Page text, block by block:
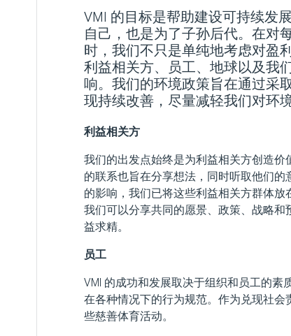
VMI 的目标是帮助建设可持续发
自己，也是为了子孙后代。在对
时，我们不只是单纯地考虑对盈
利益相关方、员工、地球以及我
响。我们的环境政策旨在通过采
现持续改善，尽量减轻我们对环
利益相关方
我们的出发点始终是为利益相关方创造价
的联系也旨在分享想法，同时听取他们
的影响，我们已将这些利益相关方群体放
我们可以分享共同的愿景、政策、战略
益求精。
员工
VMI 的成功和发展取决于组织和员工的素
在各种情况下的行为规范。作为兑现社会
些慈善体育活动。